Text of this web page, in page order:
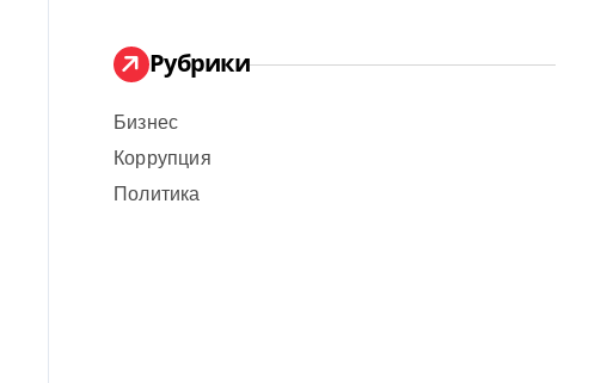
Рубрики
Бизнес
Коррупция
Политика